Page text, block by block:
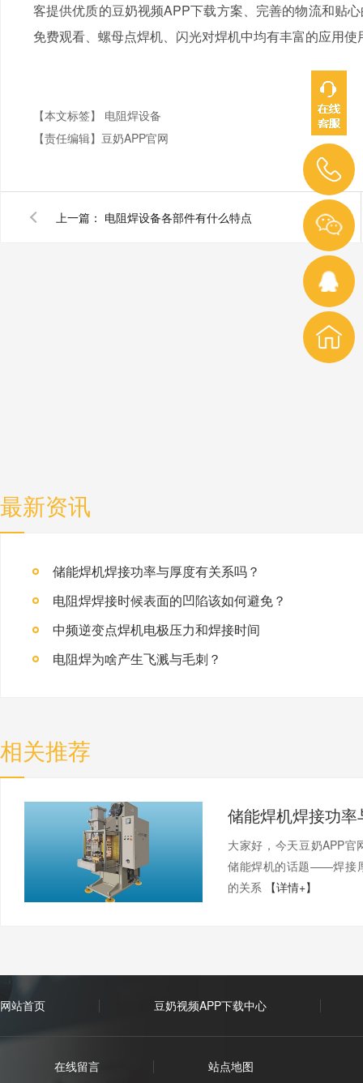
客提供优质的豆奶视频APP下载方案、完善的物流和贴心
免费观看、螺母点焊机、闪光对焊机中均有丰富的应用使
【本文标签】 电阻焊设备
【责任编辑】 豆奶APP官网
上一篇： 电阻焊设备各部件有什么特点
最新资讯
储能焊机焊接功率与厚度有关系吗？
电阻焊焊接时候表面的凹陷该如何避免？
中频逆变点焊机电极压力和焊接时间
电阻焊为啥产生飞溅与毛刺？
相关推荐
大家好，今天豆奶APP
储能焊机的话题——焊接
的关系 【详情+】
网站首页 豆奶视频APP下载中心
在线留言 站点地图